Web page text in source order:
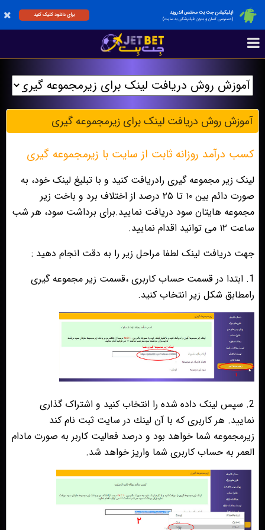
اپلیکیشن جت بت مختص اندروید
(دسترسی آسان و بدون فیلترشکن به سایت)
برای دانلود کلیک کنید
آموزش روش دریافت لينک براى زيرمجموعه گيرى
کسب درآمد روزانه ثابت از سایت با زیرمجموعه گیری
لینک زیر مجموعه گیری رادریافت کنید و با تبلیغ لینک خود، به
صورت دائم بین ۱۰ تا ۲۵ درصد از اختلاف برد و باخت زیر
مجموعه هایتان سود دریافت نمایید.برای برداشت سود، هر شب
ساعت ۱۲ می توانید اقدام نمایید.
جهت دریافت لینک لطفا مراحل زیر را به دقت انجام دهید :
1. ابتدا در قسمت حساب کاربری ،قسمت زیر مجموعه گیری
رامطابق شکل زیر انتخاب کنید.
2. سپس لینک داده شده را انتخاب کنید و اشتراک گذاری
نمایید. هر كاربرى كه با آن لينك در سايت ثبت نام كند
زيرمجموعه شما خواهد بود و درصد فعاليت كاربر به صورت مادام
العمر به حساب كاربرى شما واريز خواهد شد.